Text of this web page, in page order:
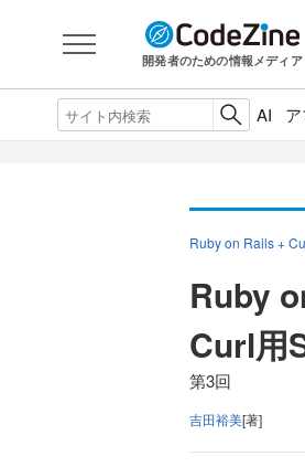
開発者のための情報メディア
AI
Ruby on Rails +
Ruby
Curl用
第3回
吉田裕美[著]